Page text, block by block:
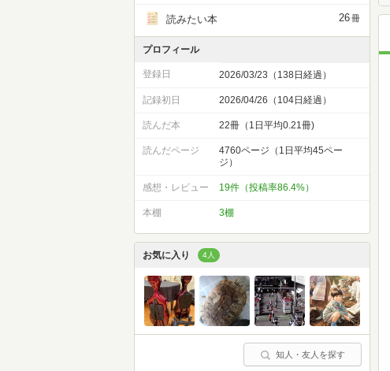
読みたい本 26冊
プロフィール
登録日 2026/03/23（138日経過）
記録初日 2026/04/26（104日経過）
読んだ本 22冊（1日平均0.21冊)
読んだページ
4760ページ（1日平均45ペー
ジ）
感想・レビュー 19件（投稿率86.4%）
本棚 3棚
お気に入り 4人
知人・友人を探す